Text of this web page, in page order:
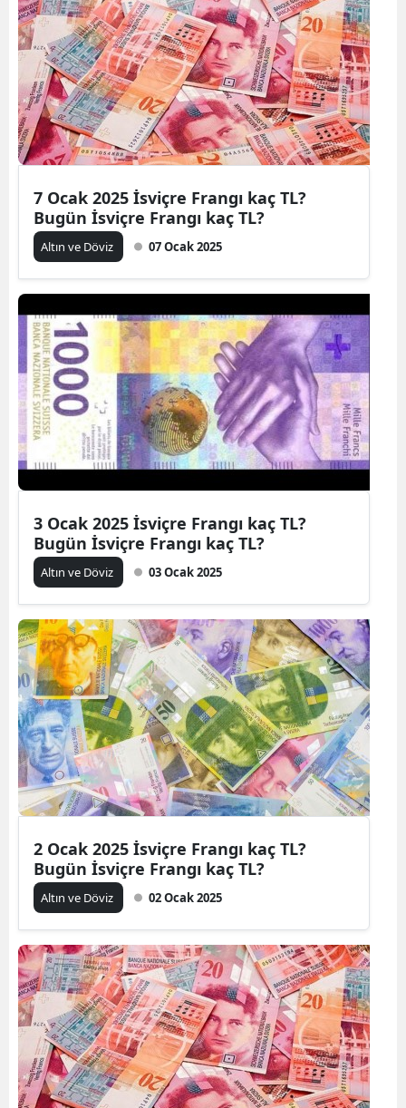
7 Ocak 2025 İsviçre Frangı kaç TL?
Bugün İsviçre Frangı kaç TL?
Altın ve Döviz 07 Ocak 2025
3 Ocak 2025 İsviçre Frangı kaç TL?
Bugün İsviçre Frangı kaç TL?
Altın ve Döviz 03 Ocak 2025
2 Ocak 2025 İsviçre Frangı kaç TL?
Bugün İsviçre Frangı kaç TL?
Altın ve Döviz 02 Ocak 2025